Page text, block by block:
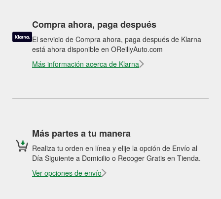
Compra ahora, paga después
El servicio de Compra ahora, paga después de Klarna
está ahora disponible en OReillyAuto.com
Más información acerca de Klarna
Más partes a tu manera
Realiza tu orden en línea y elije la opción de Envío al
Día Siguiente a Domicilio o Recoger Gratis en Tienda.
Ver opciones de envío